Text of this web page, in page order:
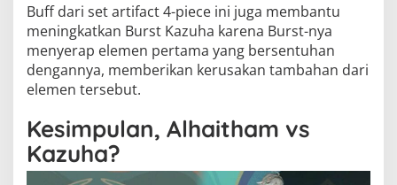
Buff dari set artifact 4-piece ini juga membantu
meningkatkan Burst Kazuha karena Burst-nya
menyerap elemen pertama yang bersentuhan
dengannya, memberikan kerusakan tambahan dari
elemen tersebut.
Kesimpulan, Alhaitham vs
Kazuha?